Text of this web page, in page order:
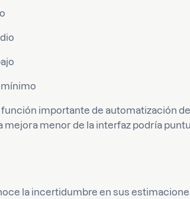
mínimo
función importante de automatización
mejora menor de la interfaz podría
la incertidumbre en sus